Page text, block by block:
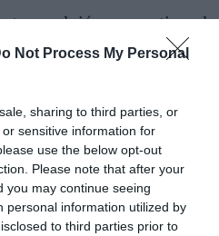
Not Process My Personal
sharing to third parties, or
sensitive information for
use the below opt-out
Please note that after your
you may continue seeing
personal information utilized by
to third parties prior to
volvió a competir en la
en0.41 segundos al
segundos
de la WPA.